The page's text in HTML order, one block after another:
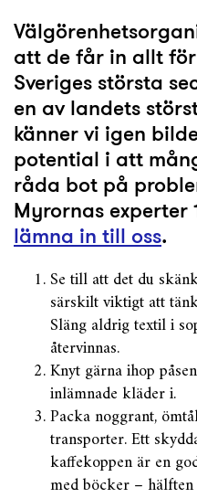
att de får in allt för
Sveriges största
en av landets
känner vi igen
potential i att
råda bot på
Myrornas experter
lämna in till oss.
Se till att det du
särskilt viktigt att
Släng aldrig textil i
återvinnas.
Knyt gärna ihop
inlämnade kläder i.
Packa noggrant,
transporter. Ett
kaffekoppen är en
med böcker –